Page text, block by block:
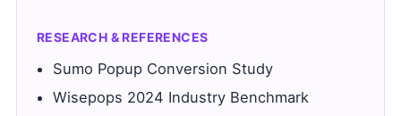
RESEARCH & REFERENCES
Sumo Popup Conversion Study
Wisepops 2024 Industry Benchmark